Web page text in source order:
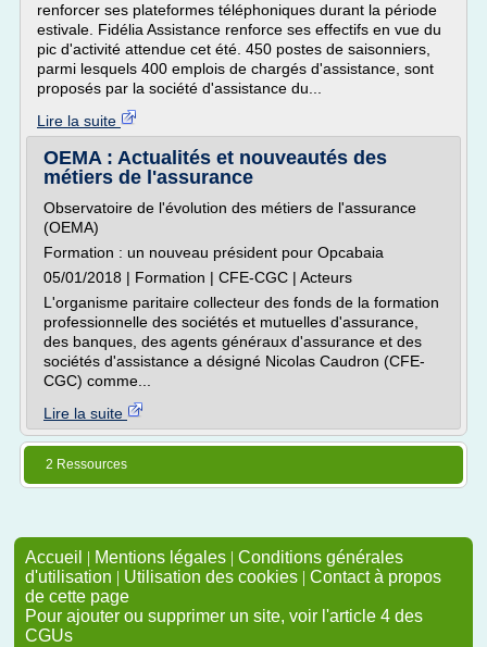
renforcer ses plateformes téléphoniques durant la période
estivale. Fidélia Assistance renforce ses effectifs en vue du
pic d'activité attendue cet été. 450 postes de saisonniers,
parmi lesquels 400 emplois de chargés d'assistance, sont
proposés par la société d'assistance du...
Lire la suite
OEMA : Actualités et nouveautés des
métiers de l'assurance
Observatoire de l'évolution des métiers de l'assurance
(OEMA)
Formation : un nouveau président pour Opcabaia
05/01/2018 | Formation | CFE-CGC | Acteurs
L'organisme paritaire collecteur des fonds de la formation
professionnelle des sociétés et mutuelles d'assurance,
des banques, des agents généraux d'assurance et des
sociétés d'assistance a désigné Nicolas Caudron (CFE-
CGC) comme...
Lire la suite
2 Ressources
Accueil | Mentions légales | Conditions générales
d'utilisation | Utilisation des cookies | Contact à propos
de cette page
Pour ajouter ou supprimer un site, voir l'article 4 des
CGUs